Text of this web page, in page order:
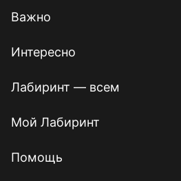
Важно
Интересно
Лабиринт — всем
Мой Лабиринт
Помощь